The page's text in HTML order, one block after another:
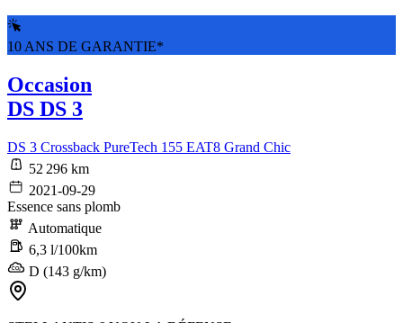
10 ANS DE GARANTIE*
Occasion
DS DS 3
DS 3 Crossback PureTech 155 EAT8 Grand Chic
52 296 km
2021-09-29
Essence sans plomb
Automatique
6,3 l/100km
D (143 g/km)